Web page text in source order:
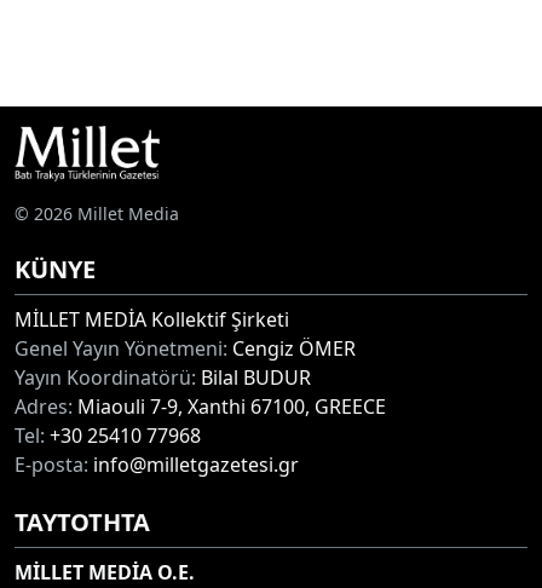
© 2026 Millet Media
KÜNYE
MİLLET MEDİA Kollektif Şirketi
Genel Yayın Yönetmeni: Cengiz ÖMER
Yayın Koordinatörü: Bilal BUDUR
Adres: Miaouli 7-9, Xanthi 67100, GREECE
Tel: +30 25410 77968
E-posta: info@milletgazetesi.gr
ΤΑΥΤΟΤΗΤΑ
MİLLET MEDİA O.E.